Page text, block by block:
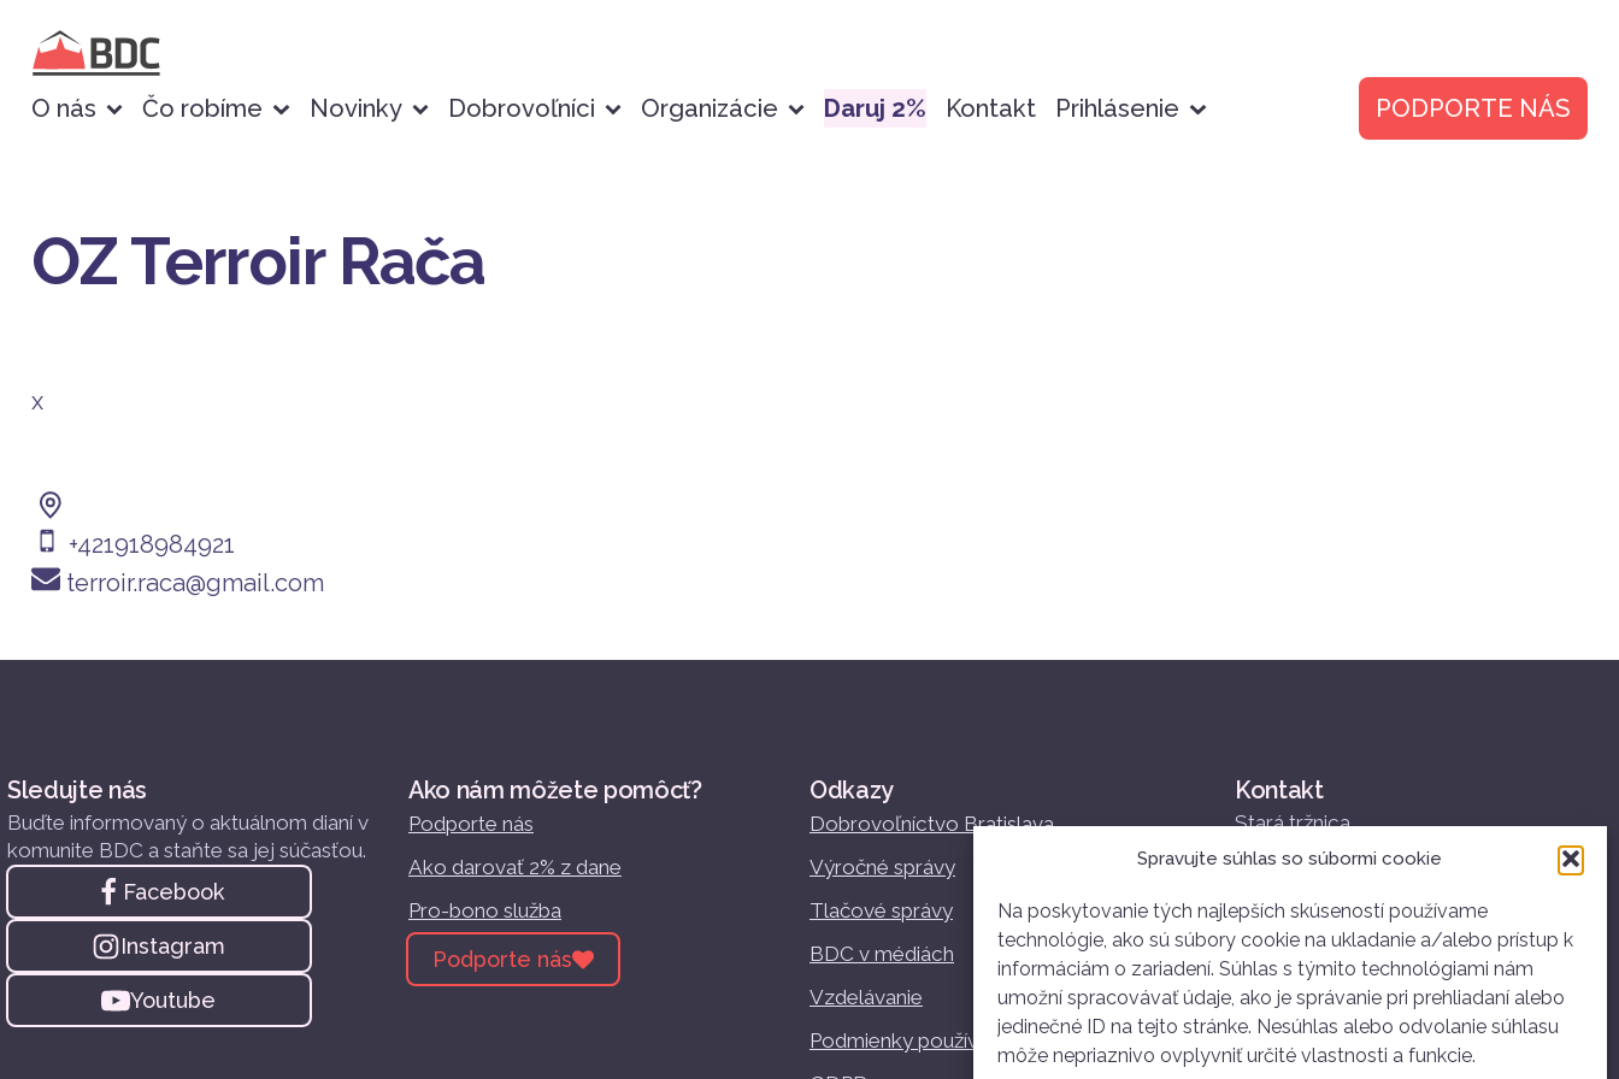
Spravujte súhlas so súbormi cookie
Na poskytovanie tých najlepších skúseností používame
technológie, ako sú súbory cookie na ukladanie a/alebo prístup k
informáciám o zariadení. Súhlas s týmito technológiami nám
umožní spracovávať údaje, ako je správanie pri prehliadaní alebo
jedinečné ID na tejto stránke. Nesúhlas alebo odvolanie súhlasu
môže nepriaznivo ovplyvniť určité vlastnosti a funkcie.
O nás Čo robíme Novinky Dobrovoľníci Organizácie Daruj 2% Kontakt Prihlásenie PODPORTE NÁS
OZ Terroir Rača
x
+421918984921
terroir.raca@gmail.com
Sledujte nás
Buďte informovaný o aktuálnom dianí v
komunite BDC a staňte sa jej súčasťou.
Facebook
Instagram
Youtube
Ako nám môžete pomôcť?
Podporte nás
Ako darovať 2% z dane
Pro-bono služba
Podporte nás
Odkazy
Dobrovoľníctvo Bratislava
Výročné správy
Tlačové správy
BDC v médiách
Vzdelávanie
Podmienky používania
Kontakt
Stará tržnica
Nám. SNP 25
+421 907 834 314
ahoj@dobrovolnictvoba.sk